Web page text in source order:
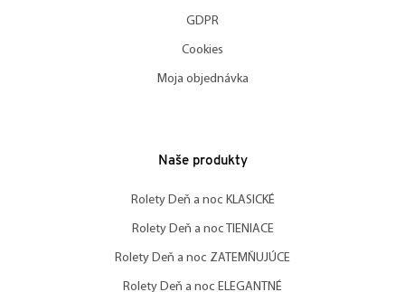
GDPR
Cookies
Moja objednávka
Naše produkty
Rolety Deň a noc KLASICKÉ
Rolety Deň a noc TIENIACE
Rolety Deň a noc ZATEMŇUJÚCE
Rolety Deň a noc ELEGANTNÉ